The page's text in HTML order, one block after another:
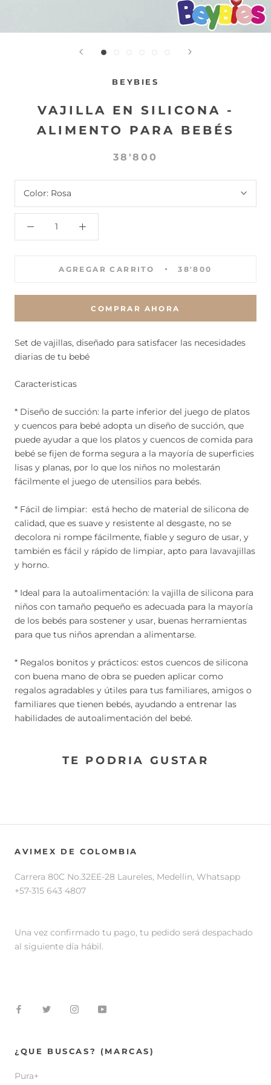
BEYBIES
VAJILLA EN SILICONA -
ALIMENTO PARA BEBÉS
38'800
Color: Rosa
AGREGAR CARRITO 38'800
COMPRAR AHORA
Set de vajillas, diseñado para satisfacer las necesidades
diarias de tu bebé
Caracteristicas
* Diseño de succión: la parte inferior del juego de platos
y cuencos para bebé adopta un diseño de succión, que
puede ayudar a que los platos y cuencos de comida para
bebé se fijen de forma segura a la mayoría de superficies
lisas y planas, por lo que los niños no molestarán
fácilmente el juego de utensilios para bebés.
* Fácil de limpiar: está hecho de material de silicona de
calidad, que es suave y resistente al desgaste, no se
decolora ni rompe fácilmente, fiable y seguro de usar, y
también es fácil y rápido de limpiar, apto para lavavajillas
y horno.
* Ideal para la autoalimentación: la vajilla de silicona para
niños con tamaño pequeño es adecuada para la mayoría
de los bebés para sostener y usar, buenas herramientas
para que tus niños aprendan a alimentarse.
* Regalos bonitos y prácticos: estos cuencos de silicona
con buena mano de obra se pueden aplicar como
regalos agradables y útiles para tus familiares, amigos o
familiares que tienen bebés, ayudando a entrenar las
habilidades de autoalimentación del bebé.
TE PODRIA GUSTAR
AVIMEX DE COLOMBIA
Carrera 80C No.32EE-28 Laureles, Medellin, Whatsapp
+57-315 643 4807
Una vez confirmado tu pago, tu pedido será despachado
al siguiente día hábil.
¿QUE BUSCAS? (MARCAS)
Pura+